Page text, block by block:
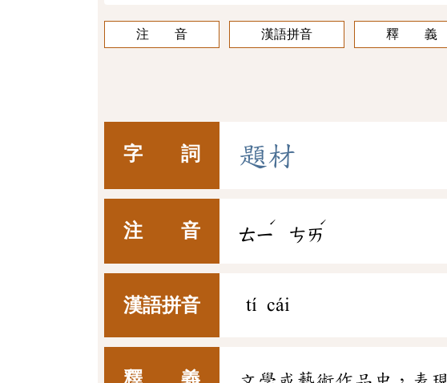
注 音 漢語拼音 釋 義
字 詞 題材
注 音 ㄊㄧ
ˊ
ㄘㄞ
ˊ
漢語拼音 tí cái